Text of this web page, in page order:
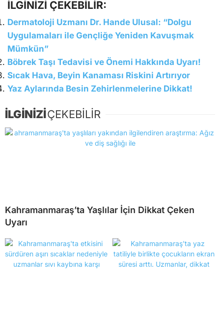
İLGİNİZİ ÇEKEBİLİR:
Dermatoloji Uzmanı Dr. Hande Ulusal: “Dolgu
Uygulamaları ile Gençliğe Yeniden Kavuşmak
Mümkün”
Böbrek Taşı Tedavisi ve Önemi Hakkında Uyarı!
Sıcak Hava, Beyin Kanaması Riskini Artırıyor
Yaz Aylarında Besin Zehirlenmelerine Dikkat!
İLGİNİZİÇEKEBİLİR
Kahramanmaraş’ta Yaşlılar İçin Dikkat Çeken
Uyarı